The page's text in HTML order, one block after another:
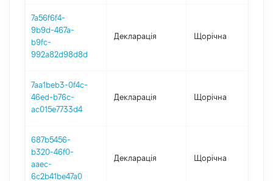
7a56f6f4-
9b9d-467a-
b9fc-
992a82d98d8d
Декларація Щорічна
7aa1beb3-0f4c-
46ed-b76c-
ac015e7733d4
Декларація Щорічна
687b5456-
b320-46f0-
aaec-
6c2b41be47a0
Декларація Щорічна